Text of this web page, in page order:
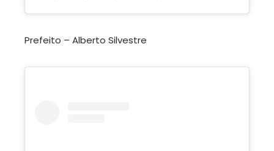
Prefeito – Alberto Silvestre